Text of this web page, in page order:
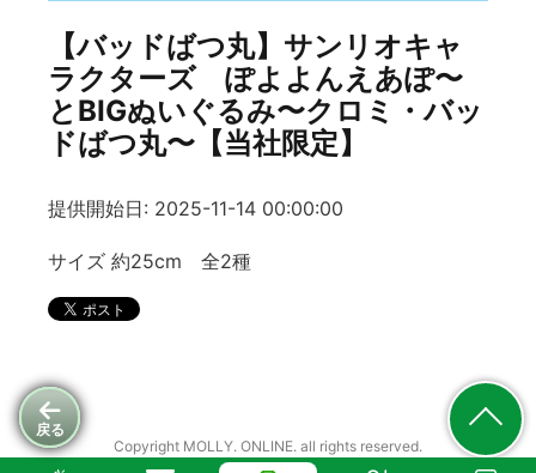
戻る
【バッドばつ丸】サンリオキャ
ラクターズ ぽよよんえあぽ〜
とBIGぬいぐるみ〜クロミ・バッ
ドばつ丸〜【当社限定】
提供開始日: 2025-11-14 00:00:00
サイズ 約25cm 全2種
Copyright MOLLY. ONLINE. all rights reserved.